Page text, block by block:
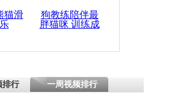
猫滑
狗教练陪伴最
胖猫咪 训练成
排行 一周视频排行